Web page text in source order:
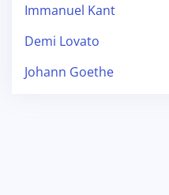
Immanuel Kant
Demi Lovato
Johann Goethe